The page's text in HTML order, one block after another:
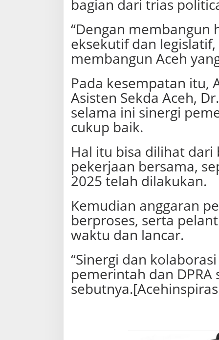
bagian dari trias
“Dengan membangun
eksekutif dan
membangun Aceh
Pada kesempatan itu,
Asisten Sekda Aceh,
selama ini sinergi
cukup baik.
Hal itu bisa dilihat dari
pekerjaan bersama,
2025 telah dilakukan.
Kemudian anggaran
berproses, serta
waktu dan lancar.
“Sinergi dan
pemerintah dan DPRA